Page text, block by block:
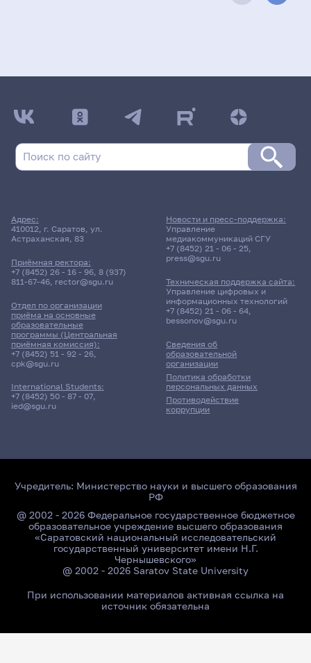
Адрес:
410012, г. Саратов, ул.
Астраханская, 83
Приёмная ректора:
+7 (8452) 26 - 16 - 96, 8 (937)
811-67-46, rector@sgu.ru
Отдел по организации
приёма на основные
образовательные
программы (Центральная
приёмная комиссия):
+7 (8452) 51 - 92 - 26,
cpk@sgu.ru
International Students:
+7 (8452) 50 - 87 - 07,
ied@sgu.ru
Сведения об
образовательной
организации
Политика обработки
персональных данных
Противодействие
коррупции
Новости и пресс-поддержка:
Управление
медиакоммуникаций СГУ
+7 (8452) 21 - 06 - 25,
press@sgu.ru
Техническая поддержка сайта:
Управление цифровых и
информационных технологий
+7 (8452) 21 - 06 - 64,
bessonov@sgu.ru
Учредитель: Министерство науки и высшего образования
РФ
@ 2002 - 2026 Федеральное государственное бюджетное
образовательное учреждение высшего образования
«Саратовский национальный исследовательский
государственный университет имени Н.Г.
Чернышевского»
@ 2002 - 2026 Saratov State University
При использовании материалов активная ссылка на
источник обязательна